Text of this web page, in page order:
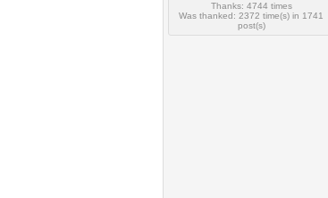
Thanks: 4744 times
Was thanked: 2372 time(s) in 1741
post(s)